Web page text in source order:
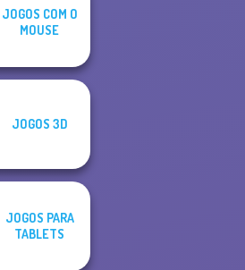
JOGOS COM O
MOUSE
JOGOS 3D
JOGOS PARA
TABLETS